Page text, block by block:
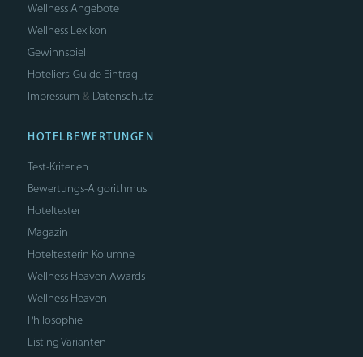
Wellness Angebote
Wellness Lexikon
Gewinnspiel
Hoteliers: Guide Eintrag
Impressum & Datenschutz
HOTELBEWERTUNGEN
Test-Kriterien
Bewertungs-Algorithmus
Hoteltester
Magazin
Hoteltesterin Kolumne
Wellness Heaven Awards
Wellness Heaven
Philosophie
Listing Varianten